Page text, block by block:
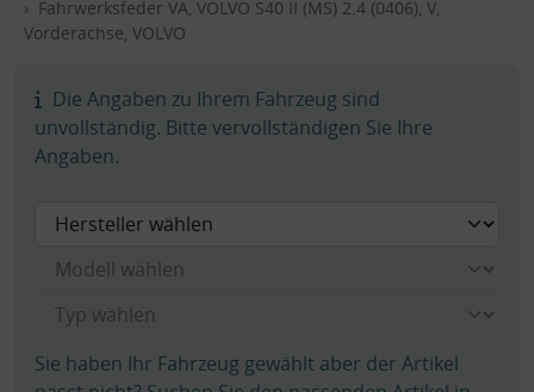
Fahrwerksfeder VA, VOLVO S40 II (MS) 2.4 (0406), V,
Vorderachse, VOLVO
Die Angaben zu Ihrem Fahrzeug sind
unvollständig. Bitte vervollständigen Sie Ihre
Angaben.
Sie haben Ihr Fahrzeug gewählt aber der Artikel